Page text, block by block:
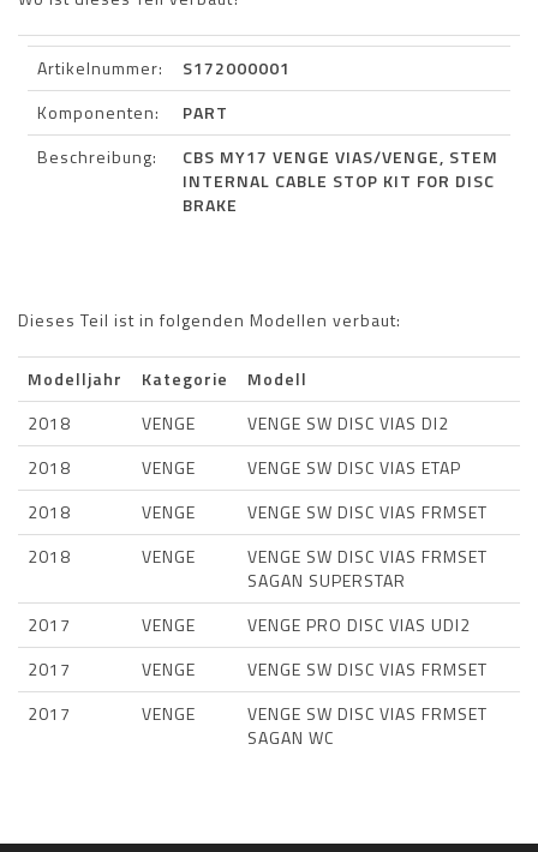
Artikelnummer:
S172000001
Komponenten:
PART
Beschreibung:
CBS MY17 VENGE VIAS/VENGE, STEM
INTERNAL CABLE STOP KIT FOR DISC
BRAKE
Dieses Teil ist in folgenden Modellen verbaut:
Modelljahr Kategorie
Modell
2018
VENGE
VENGE SW DISC VIAS DI2
2018
VENGE
VENGE SW DISC VIAS ETAP
2018
VENGE
VENGE SW DISC VIAS FRMSET
2018
VENGE
VENGE SW DISC VIAS FRMSET
SAGAN SUPERSTAR
2017
VENGE
VENGE PRO DISC VIAS UDI2
2017
VENGE
VENGE SW DISC VIAS FRMSET
2017
VENGE
VENGE SW DISC VIAS FRMSET
SAGAN WC